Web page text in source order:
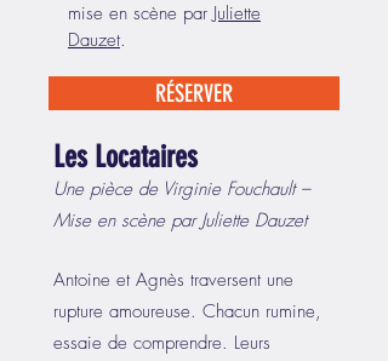
mise en scène parJuliette
Dauzet.
RÉSERVER
Les Locataires
Une pièce de Virginie Fouchault –
Mise en scène par Juliette Dauzet
Antoine et Agnès traversent une
rupture amoureuse. Chacun rumine,
essaie de comprendre. Leurs